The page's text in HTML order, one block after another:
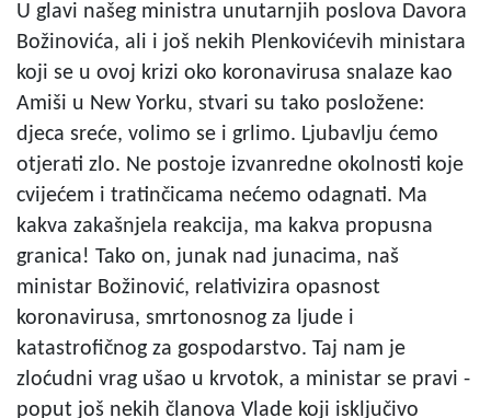
U glavi našeg ministra unutarnjih poslova Davora
Božinovića, ali i još nekih Plenkovićevih ministara
koji se u ovoj krizi oko koronavirusa snalaze kao
Amiši u New Yorku, stvari su tako posložene:
djeca sreće, volimo se i grlimo. Ljubavlju ćemo
otjerati zlo. Ne postoje izvanredne okolnosti koje
cvijećem i tratinčicama nećemo odagnati. Ma
kakva zakašnjela reakcija, ma kakva propusna
granica! Tako on, junak nad junacima, naš
ministar Božinović, relativizira opasnost
koronavirusa, smrtonosnog za ljude i
katastrofičnog za gospodarstvo. Taj nam je
zloćudni vrag ušao u krvotok, a ministar se pravi -
poput još nekih članova Vlade koji isključivo